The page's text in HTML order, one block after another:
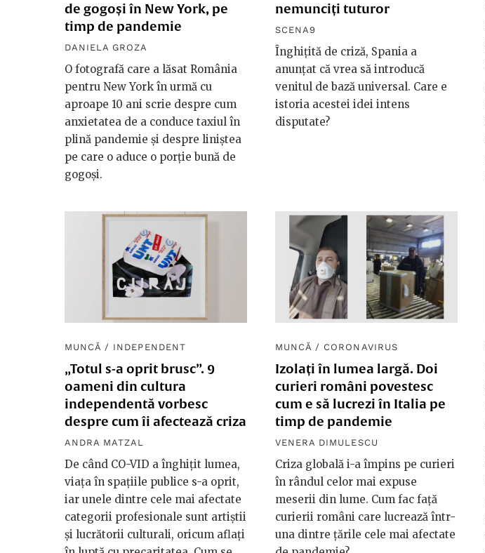
de gogoși în New York, pe
timp de pandemie
DANIELA GROZA
O fotografă care a lăsat România
pentru New York în urmă cu
aproape 10 ani scrie despre cum
anxietatea de a conduce taxiul în
plină pandemie și despre liniștea
pe care o aduce o porție bună de
gogoși.
nemunciți tuturor
SCENA9
Înghițită de criză, Spania a
anunțat că vrea să introducă
venitul de bază universal. Care e
istoria acestei idei intens
disputate?
MUNCĂ / INDEPENDENT
„Totul s-a oprit brusc”. 9
oameni din cultura
independentă vorbesc
despre cum îi afectează criza
ANDRA MATZAL
De când CO-VID a înghițit lumea,
viața în spațiile publice s-a oprit,
iar unele dintre cele mai afectate
categorii profesionale sunt artiștii
și lucrătorii culturali, oricum aflați
MUNCĂ / CORONAVIRUS
Izolați în lumea largă. Doi
curieri români povestesc
cum e să lucrezi în Italia pe
timp de pandemie
VENERA DIMULESCU
Criza globală i-a împins pe curieri
în rândul celor mai expuse
meserii din lume. Cum fac față
curierii români care lucrează într-
una dintre țările cele mai afectate